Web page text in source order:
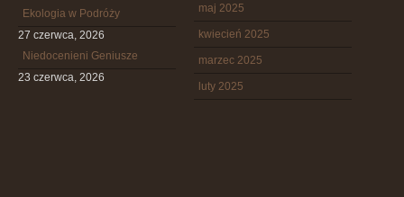
Ekologia w Podróży
27 czerwca, 2026
Niedocenieni Geniusze
23 czerwca, 2026
maj 2025
kwiecień 2025
marzec 2025
luty 2025